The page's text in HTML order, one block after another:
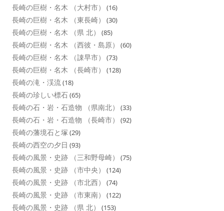
長崎の巨樹・名木 （大村市） (16)
長崎の巨樹・名木 （東長崎） (30)
長崎の巨樹・名木 （県 北） (85)
長崎の巨樹・名木 （西彼・島原） (60)
長崎の巨樹・名木 （諌早市） (73)
長崎の巨樹・名木 （長崎市） (128)
長崎の滝・渓流(18)
長崎の珍しい標石(65)
長崎の石・岩・石造物 （県南北） (33)
長崎の石・岩・石造物 （長崎市） (92)
長崎の藩境石と塚 (29)
長崎の西空の夕日 (93)
長崎の風景・史跡 （三和野母崎） (75)
長崎の風景・史跡 （市中央） (124)
長崎の風景・史跡 （市北西） (74)
長崎の風景・史跡 （市東南） (122)
長崎の風景・史跡 （県 北） (153)